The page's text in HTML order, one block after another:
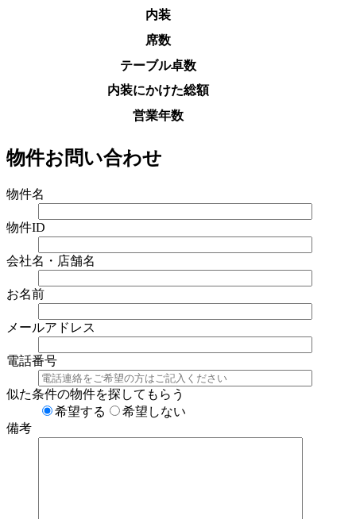
内装
席数
テーブル卓数
内装にかけた総額
営業年数
物件お問い合わせ
物件名
物件ID
会社名・店舗名
お名前
メールアドレス
電話番号
似た条件の物件を探してもらう
希望する
希望しない
備考